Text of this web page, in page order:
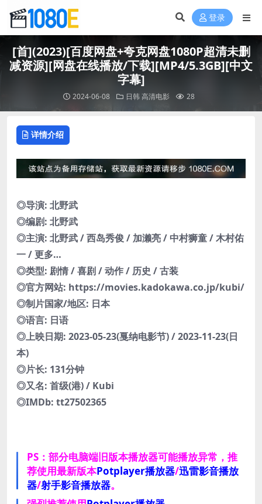
登录
[首](2023)[百度网盘+夸克网盘1080P超清未删
减资源][网盘在线播放/下载][MP4/5.3GB][中文
字幕]
2024-06-08 日韩 高清电影 28
详情介绍
◎导演: 北野武
◎编剧: 北野武
◎主演: 北野武 / 西岛秀俊 / 加濑亮 / 中村狮童 / 木村佑
一 / 更多…
◎类型: 剧情 / 喜剧 / 动作 / 历史 / 古装
◎官方网站: https://movies.kadokawa.co.jp/kubi/
◎制片国家/地区: 日本
◎语言: 日语
◎上映日期: 2023-05-23(戛纳电影节) / 2023-11-23(日
本)
◎片长: 131分钟
◎又名: 首级(港) / Kubi
◎IMDb: tt27502365
PS：部分电脑端旧版本播放器可能播放异常，推
荐使用最新版本Potplayer播放器/迅雷影音播放
器/射手影音播放器。